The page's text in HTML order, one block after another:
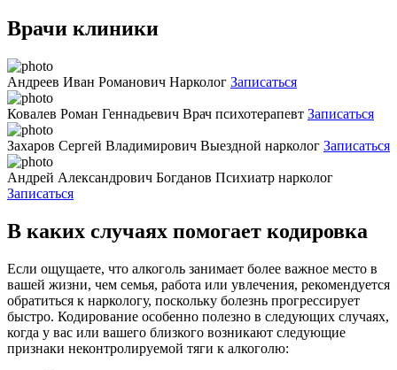
Врачи клиники
Андреев Иван Романович Нарколог Записаться
Ковалев Роман Геннадьевич Врач психотерапевт Записаться
Захаров Сергей Владимирович Выездной нарколог Записаться
Андрей Александрович Богданов Психиатр нарколог
Записаться
В каких случаях помогает кодировка
Если ощущаете, что алкоголь занимает более важное место в
вашей жизни, чем семья, работа или увлечения, рекомендуется
обратиться к наркологу, поскольку болезнь прогрессирует
быстро. Кодирование особенно полезно в следующих случаях,
когда у вас или вашего близкого возникают следующие
признаки неконтролируемой тяги к алкоголю: